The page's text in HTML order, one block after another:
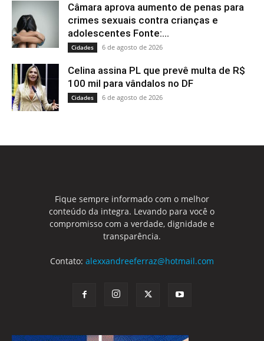
Câmara aprova aumento de penas para
crimes sexuais contra crianças e
adolescentes Fonte:...
Cidades 6 de agosto de 2026
Celina assina PL que prevê multa de R$
100 mil para vândalos no DF
Cidades 6 de agosto de 2026
Fique sempre informado com o melhor
conteúdo da integra. Levando para você o
compromisso com a verdade, dignidade e
transparência.
Contato: alexxandreeferraz@hotmail.com